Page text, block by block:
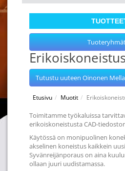
Tutustu uuteen Oinonen
Etusivu Muotit
Toimitamme työkaluissa
erikoiskoneistusta CAD-
Käytössä on monipuolinen
akselinen koneistus kaikkein
Syvänreijänporaus on aina
ollaan juuri uudistamassa.